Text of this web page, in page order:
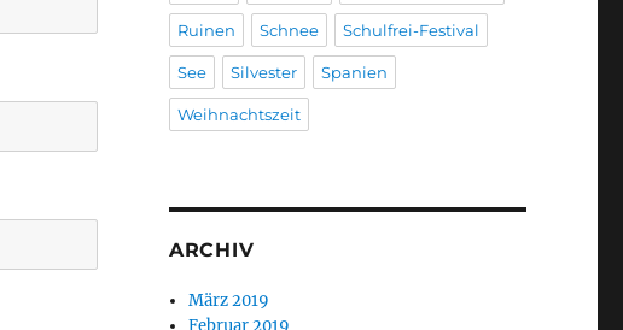
Ruinen Schnee Schulfrei-Festival
See Silvester Spanien
Weihnachtszeit
ARCHIV
März 2019